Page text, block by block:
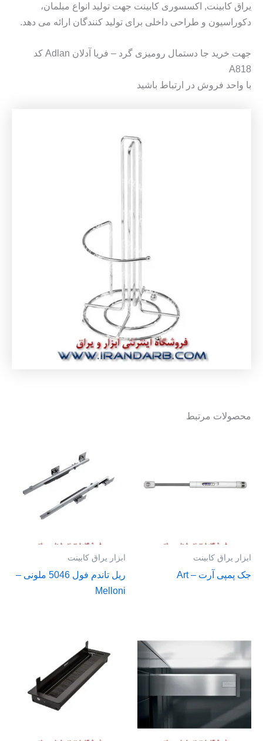
یراق کابینت, اکسسوری کابینت جهت تولید انواع مبلمان،
دکوراسیون و طراحی داخلی برای تولید کنندگان ارائه می دهد.
جهت خرید جا دستمال رومیزی گرد – فریا آدلان Adlan کد
A818
با واحد فروش در ارتباط باشید
محصولات مرتبط
ابزار یراق کابینت
جک پمپی آرت – Art
ابزار یراق کابینت
ریل تاندم فول 5046 ملونی –
Melloni